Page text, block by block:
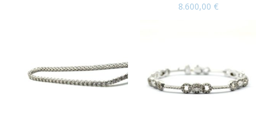
8.600,00 €